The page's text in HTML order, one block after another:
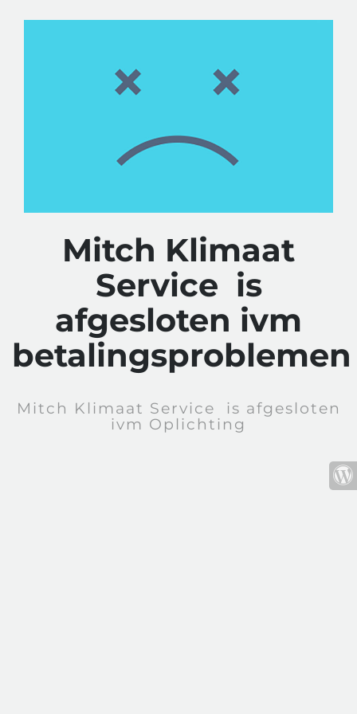
Mitch Klimaat
Service is
afgesloten ivm
betalingsproblemen
Mitch Klimaat Service is afgesloten
ivm Oplichting